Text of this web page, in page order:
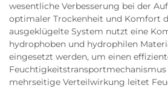
wesentliche Verbesserung bei der
optimaler Trockenheit und Komfort
ausgeklügelte System nutzt eine
hydrophoben und hydrophilen
eingesetzt werden, um einen
Feuchtigkeitstransportmechanismus
mehrseitige Verteilwirkung leitet